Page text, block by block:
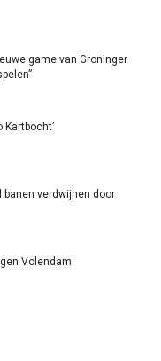
game van Groninger
banen verdwijnen door
Volendam